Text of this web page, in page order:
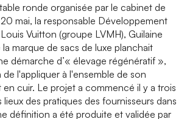
ronde organisée par le cabinet de
mai, la responsable Développement
Vuitton (groupe LVMH), Guilaine
marque de sacs de luxe planchait
démarche d’« élevage régénératif »,
l'appliquer à l'ensemble de son
cuir. Le projet a commencé il y a trois
lieux des pratiques des fournisseurs dans
définition a été produite et validée par